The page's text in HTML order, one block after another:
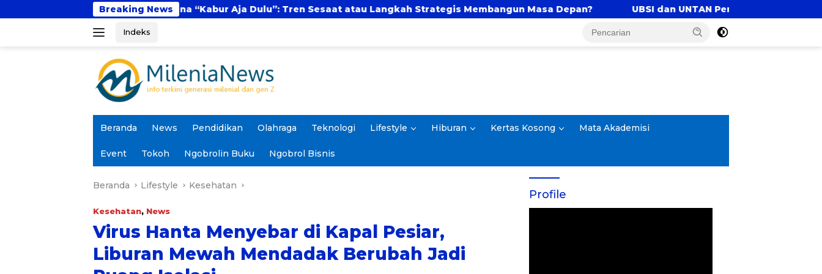
ke
Breaking News
Fenomena “Kabur Aja Dulu”: Tren Sesaat atau Langkah Strategis Membangun Masa Depan? UBSI dan UNTAN Perkuat Tri Dharma Lewat Kolaborasi
Indeks
Beranda News Pendidikan Olahraga Teknologi Lifestyle Hiburan Kertas Kosong Mata Akademisi
Event Tokoh Ngobrolin Buku Ngobrol Bisnis
Beranda Lifestyle Kesehatan
Kesehatan, News
Virus Hanta Menyebar di Kapal Pesiar,
Liburan Mewah Mendadak Berubah Jadi
Profile